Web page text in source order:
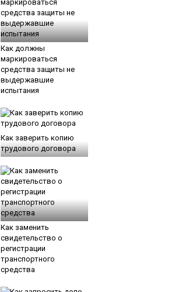
Как должны
маркироваться
средства защиты не
выдержавшие
испытания
Как заверить копию
трудового договора
Как заменить
свидетельство о
регистрации
транспортного
средства